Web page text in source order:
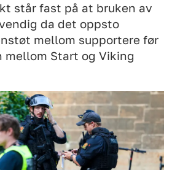
står fast på at bruken av
da det oppsto
mellom supportere før
mellom Start og Viking